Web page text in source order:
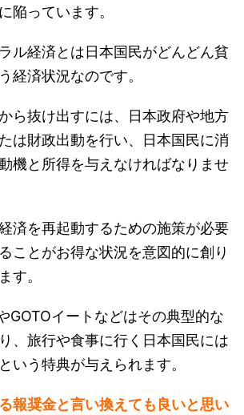
陥っています。
ル経済とは日本国民がどんどん貧
経済状況なのです。
ら抜け出すには、日本政府や地方
は財政出動を行い、日本国民に消
機と所得を与えなければなりませ
済を再起動するための施策が必要
ことがお得な状況を意図的に創り
す。
GOTOイートなどはその典型的な
、旅行や食事に行く日本国民には
いう特典が与えられます。
報奨金と言い換えても良いと思い